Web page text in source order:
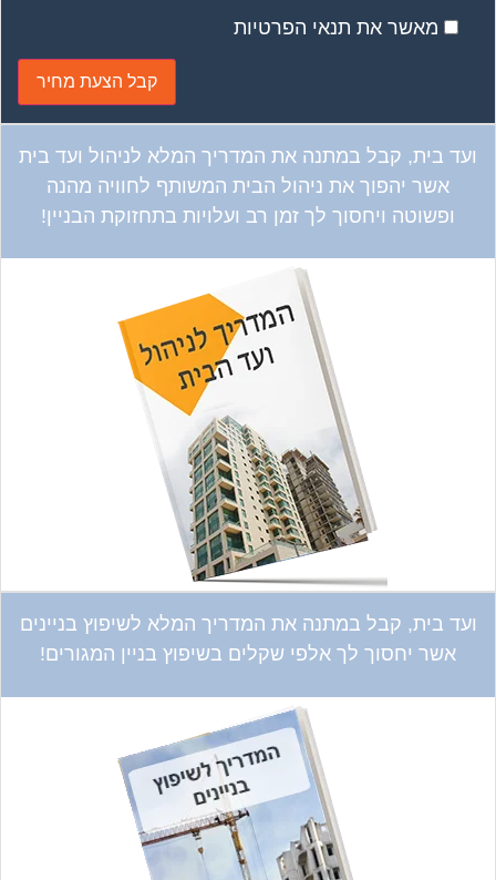
מאשר את תנאי הפרטיות
ועד בית, קבל במתנה את המדריך המלא לניהול ועד בית
אשר יהפוך את ניהול הבית המשותף לחוויה מהנה
ופשוטה ויחסוך לך זמן רב ועלויות בתחזוקת הבניין!
ועד בית, קבל במתנה את המדריך המלא לשיפוץ בניינים
אשר יחסוך לך אלפי שקלים בשיפוץ בניין המגורים!